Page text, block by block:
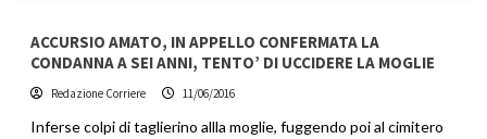
ACCURSIO AMATO, IN APPELLO CONFERMATA LA
CONDANNA A SEI ANNI, TENTO’ DI UCCIDERE LA MOGLIE
Redazione Corriere 11/06/2016
Inferse colpi di taglierino allla moglie, fuggendo poi al cimitero